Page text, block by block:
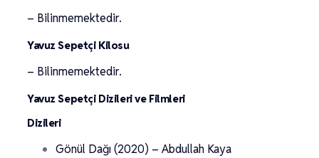
– Bilinmemektedir.
Yavuz Sepetçi Kilosu
– Bilinmemektedir.
Yavuz Sepetçi Dizileri ve Filmleri
Dizileri
Gönül Dağı (2020) – Abdullah Kaya